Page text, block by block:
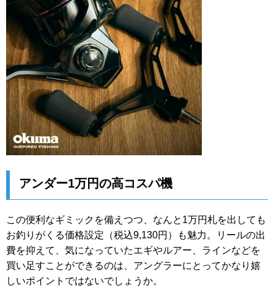
アンダー1万円の高コスパ機
この便利なギミックを備えつつ、なんと1万円札を出しても
お釣りがくる価格設定（税込9,130円）も魅力。リールの出
費を抑えて、気になっていたエギやルアー、ラインなどを
買い足すことができるのは、アングラーにとってかなり嬉
しいポイントではないでしょうか。